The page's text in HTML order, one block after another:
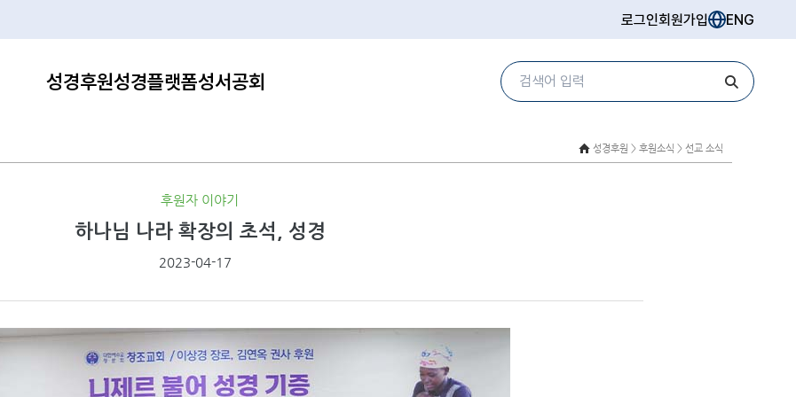
로그인회원가입 ENG
성경후원성경플랫폼성서공회
성경후원 > 후원소식 > 선교 소식
후원자 이야기
하나님 나라 확장의 초석, 성경
2023-04-17